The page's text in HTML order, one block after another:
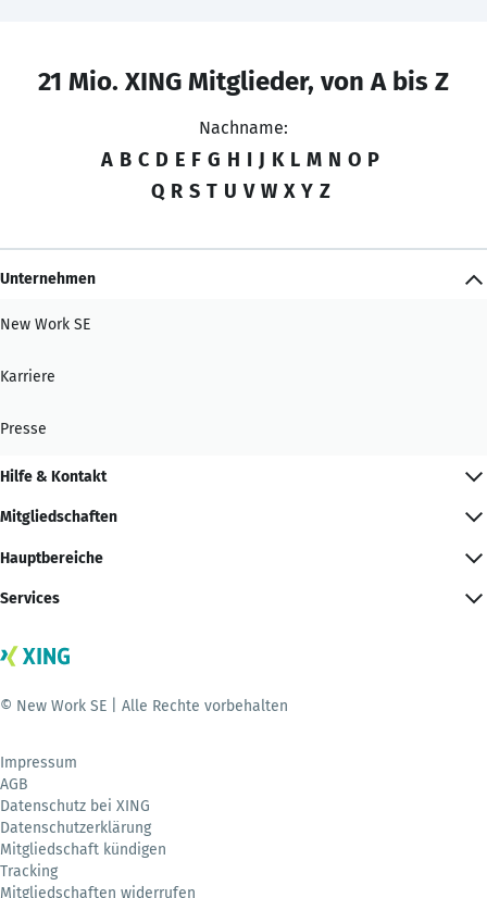
21 Mio. XING Mitglieder, von A bis Z
Nachname:
A B C D E F G H I J K L M N O P
Q R S T U V W X Y Z
Unternehmen
New Work SE
Karriere
Presse
Hilfe & Kontakt
Mitgliedschaften
Hauptbereiche
Services
© New Work SE | Alle Rechte vorbehalten
Impressum
AGB
Datenschutz bei XING
Datenschutzerklärung
Mitgliedschaft kündigen
Tracking
Mitgliedschaften widerrufen